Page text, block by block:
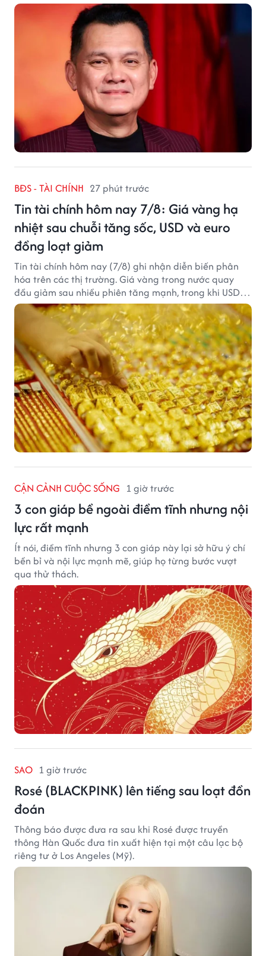
BĐS - TÀI CHÍNH 27 phút trước
Tin tài chính hôm nay 7/8: Giá vàng hạ
nhiệt sau chuỗi tăng sốc, USD và euro
đồng loạt giảm
Tin tài chính hôm nay (7/8) ghi nhận diễn biến phân
hóa trên các thị trường. Giá vàng trong nước quay
đầu giảm sau nhiều phiên tăng mạnh, trong khi USD
tại ngân hàng tiếp tục suy yếu dù tỷ giá trung tâm lập
đỉnh mới.
CẬN CẢNH CUỘC SỐNG 1 giờ trước
3 con giáp bề ngoài điềm tĩnh nhưng nội
lực rất mạnh
Ít nói, điềm tĩnh nhưng 3 con giáp này lại sở hữu ý chí
bền bỉ và nội lực mạnh mẽ, giúp họ từng bước vượt
qua thử thách.
SAO 1 giờ trước
Rosé (BLACKPINK) lên tiếng sau loạt đồn
đoán
Thông báo được đưa ra sau khi Rosé được truyền
thông Hàn Quốc đưa tin xuất hiện tại một câu lạc bộ
riêng tư ở Los Angeles (Mỹ).